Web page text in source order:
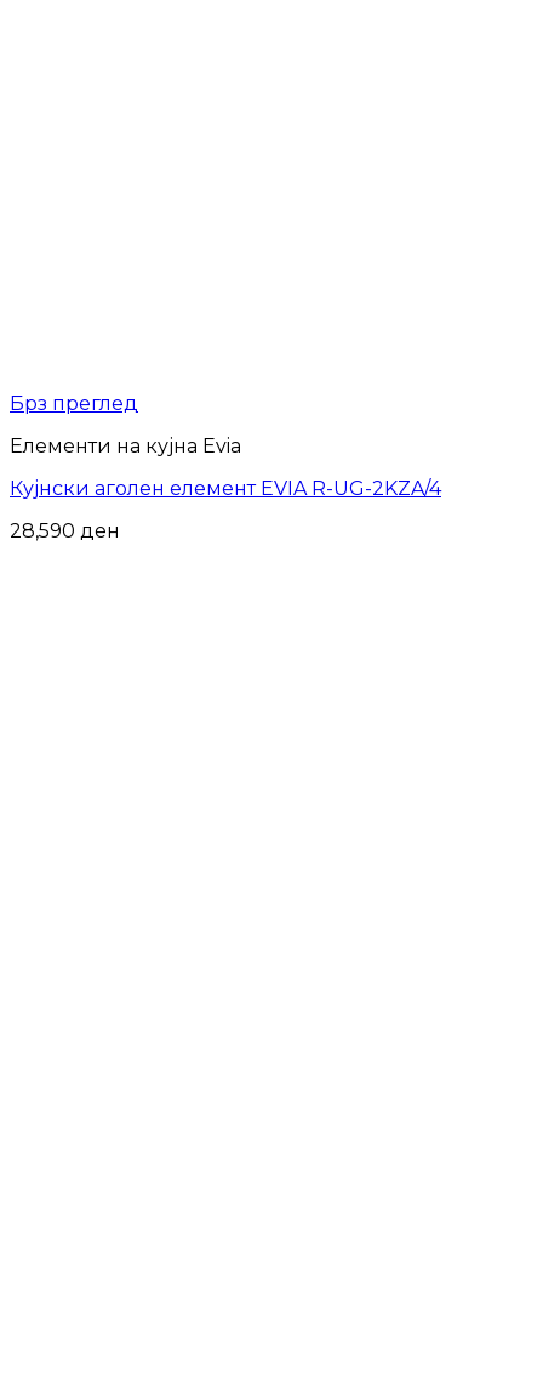
Брз преглед
Елементи на кујна Evia
Кујнски аголен елемент EVIA R-UG-2KZA/4
28,590 ден